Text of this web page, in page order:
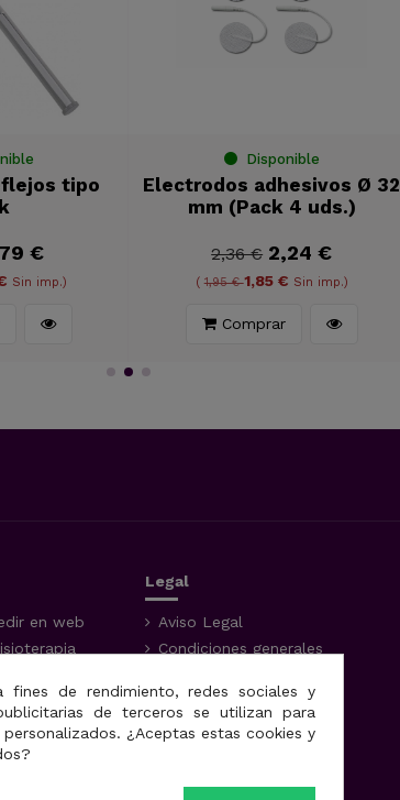
tipo
€
Sin imp.)
Disponible
Electrodos adhesivos Ø 32
mm (Pack 4 uds.)
2,36 € 2,24 €
(1,95 €1,85 € Sin imp.)
Comprar
en web
de
Legal
Aviso Legal
Condiciones generales
Uso de cookies
de rendimiento, redes sociales y
de terceros se utilizan para
¿Aceptas estas cookies y